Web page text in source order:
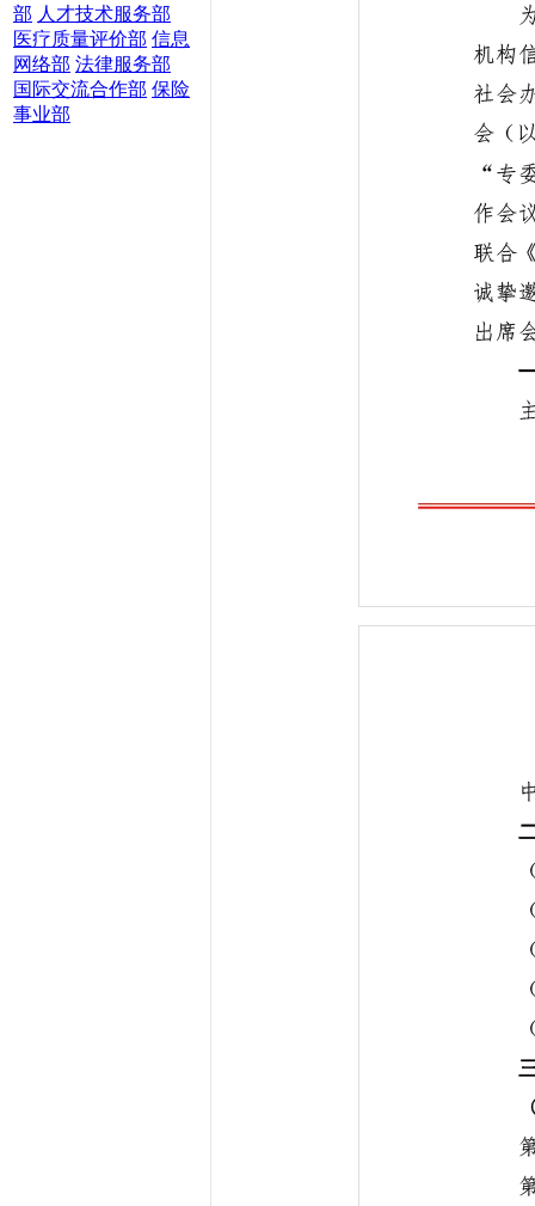
部 人才技术服务部
医疗质量评价部 信息
网络部 法律服务部
国际交流合作部 保险
事业部